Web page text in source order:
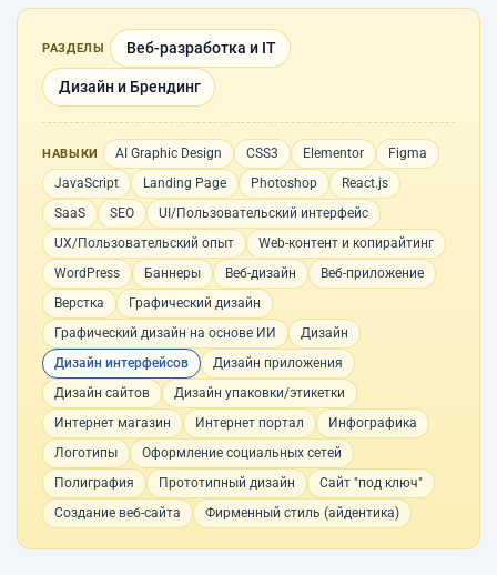
РАЗДЕЛЫ Веб-разработка и IT
Дизайн и Брендинг
НАВЫКИ AI Graphic Design CSS3 Elementor
Figma
JavaScript
Landing Page Photoshop
React.js
SaaS
SEO
UI/Пользовательский интерфейс
UX/Пользовательский опыт
Web-контент и копирайтинг
WordPress
Баннеры Веб-дизайн
Веб-приложение
Верстка
Графический дизайн
Графический дизайн на основе ИИ
Дизайн
Дизайн интерфейсов
Дизайн приложения
Дизайн сайтов
Дизайн упаковки/этикетки
Интернет магазин
Интернет портал
Инфографика
Логотипы
Оформление социальных сетей
Полиграфия
Прототипный дизайн
Сайт "под ключ"
Создание веб-сайта
Фирменный стиль (айдентика)